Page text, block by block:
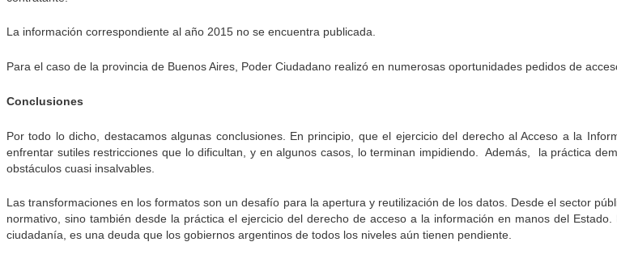
La información correspondiente al año 2015 no se encuentra publicada.
Para el caso de la provincia de Buenos Aires, Poder Ciudadano realizó en numerosas oportunidades pedidos de
Conclusiones
Por todo lo dicho, destacamos algunas conclusiones. En principio, que el ejercicio del derecho al Acceso a la
enfrentar sutiles restricciones que lo dificultan, y en algunos casos, lo terminan impidiendo. Además, la práctica
obstáculos cuasi insalvables.
Las transformaciones en los formatos son un desafío para la apertura y reutilización de los datos. Desde el sector
normativo, sino también desde la práctica el ejercicio del derecho de acceso a la información en manos del
ciudadanía, es una deuda que los gobiernos argentinos de todos los niveles aún tienen pendiente.